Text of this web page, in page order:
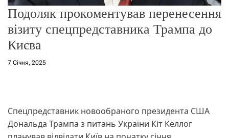
Подоляк прокоментував перенесення
візиту спецпредставника Трампа до
Києва
7 Січня, 2025
Спецпредставник новообраного президента США
Дональда Трампа з питань України Кіт Келлог